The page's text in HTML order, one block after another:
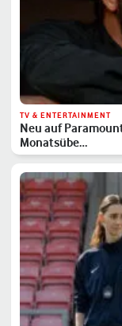
TV & ENTERTAINMENT
Neu auf
Monatsübe…